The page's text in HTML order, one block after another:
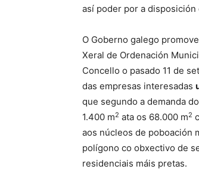
así poder por a
O Goberno galego
Xeral de Ordenación
Concello o pasado 11 de
das empresas interesadas
que segundo a demanda
1.400 m2 ata os 68.000 m2
aos núcleos de poboación
polígono co obxectivo de
residenciais máis pretas.